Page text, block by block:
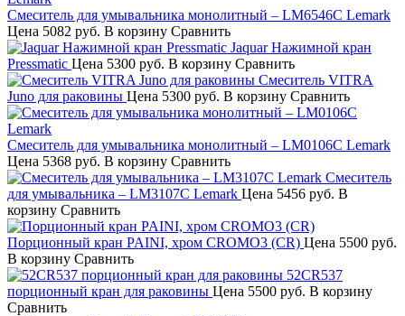
Смеситель для умывальника монолитный – LM6546C Lemark
Цена 5082 руб. В корзину Сравнить
Jaquar Нажимной кран
Pressmatic Цена 5300 руб. В корзину Сравнить
Смеситель VITRA
Juno для раковины Цена 5300 руб. В корзину Сравнить
Смеситель для умывальника монолитный – LM0106C Lemark
Цена 5368 руб. В корзину Сравнить
Смеситель
для умывальника – LM3107C Lemark Цена 5456 руб. В
корзину Сравнить
Порционный кран PAINI, хром CROMO3 (CR) Цена 5500 руб.
В корзину Сравнить
52CR537
порционный кран для раковины Цена 5500 руб. В корзину
Сравнить